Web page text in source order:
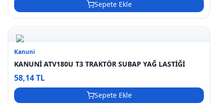
Sepete Ekle
Kanuni
KANUNİ ATV180U T3 TRAKTÖR SUBAP YAĞ LASTİĞİ
58,14 TL
Sepete Ekle